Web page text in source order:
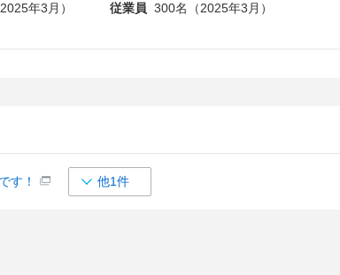
年3月） 従業員 300名（2025年3月）
す！ 他1件